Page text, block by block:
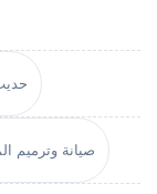
صيانة وترميم